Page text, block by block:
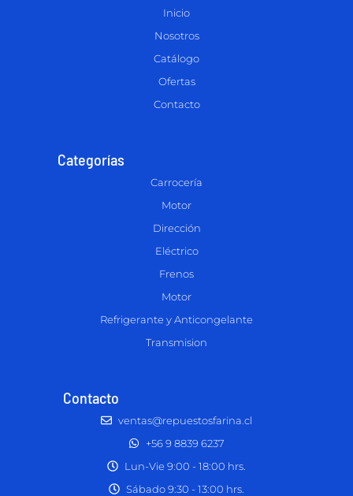
Inicio
Nosotros
Catálogo
Ofertas
Contacto
Categorías
Carrocería
Motor
Dirección
Eléctrico
Frenos
Motor
Refrigerante y Anticongelante
Transmision
Contacto
ventas@repuestosfarina.cl
+56 9 8839 6237
Lun-Vie 9:00 - 18:00 hrs.
Sábado 9:30 - 13:00 hrs.